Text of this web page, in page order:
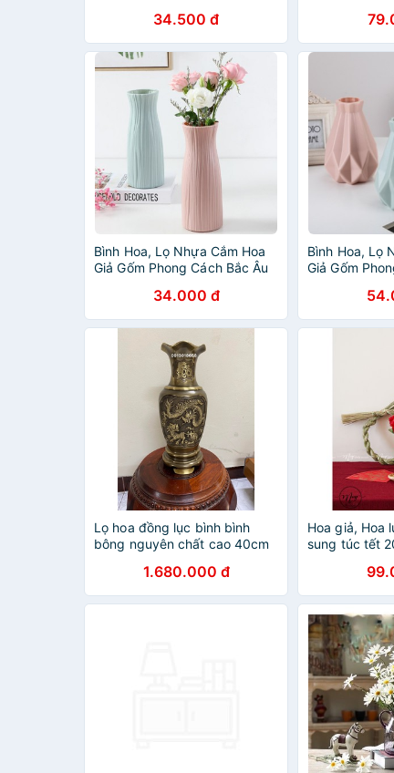
34.500 đ
Bình Hoa, Lọ Nhựa Cắm Hoa
Giả Gốm Phong Cách Bắc Âu
34.000 đ
Bình Hoa, Lọ
Giả Gốm
Lọ hoa đồng lục bình bình
bông nguyên chất cao 40cm
1.680.000 đ
Hoa giả, Hoa
sung túc tết